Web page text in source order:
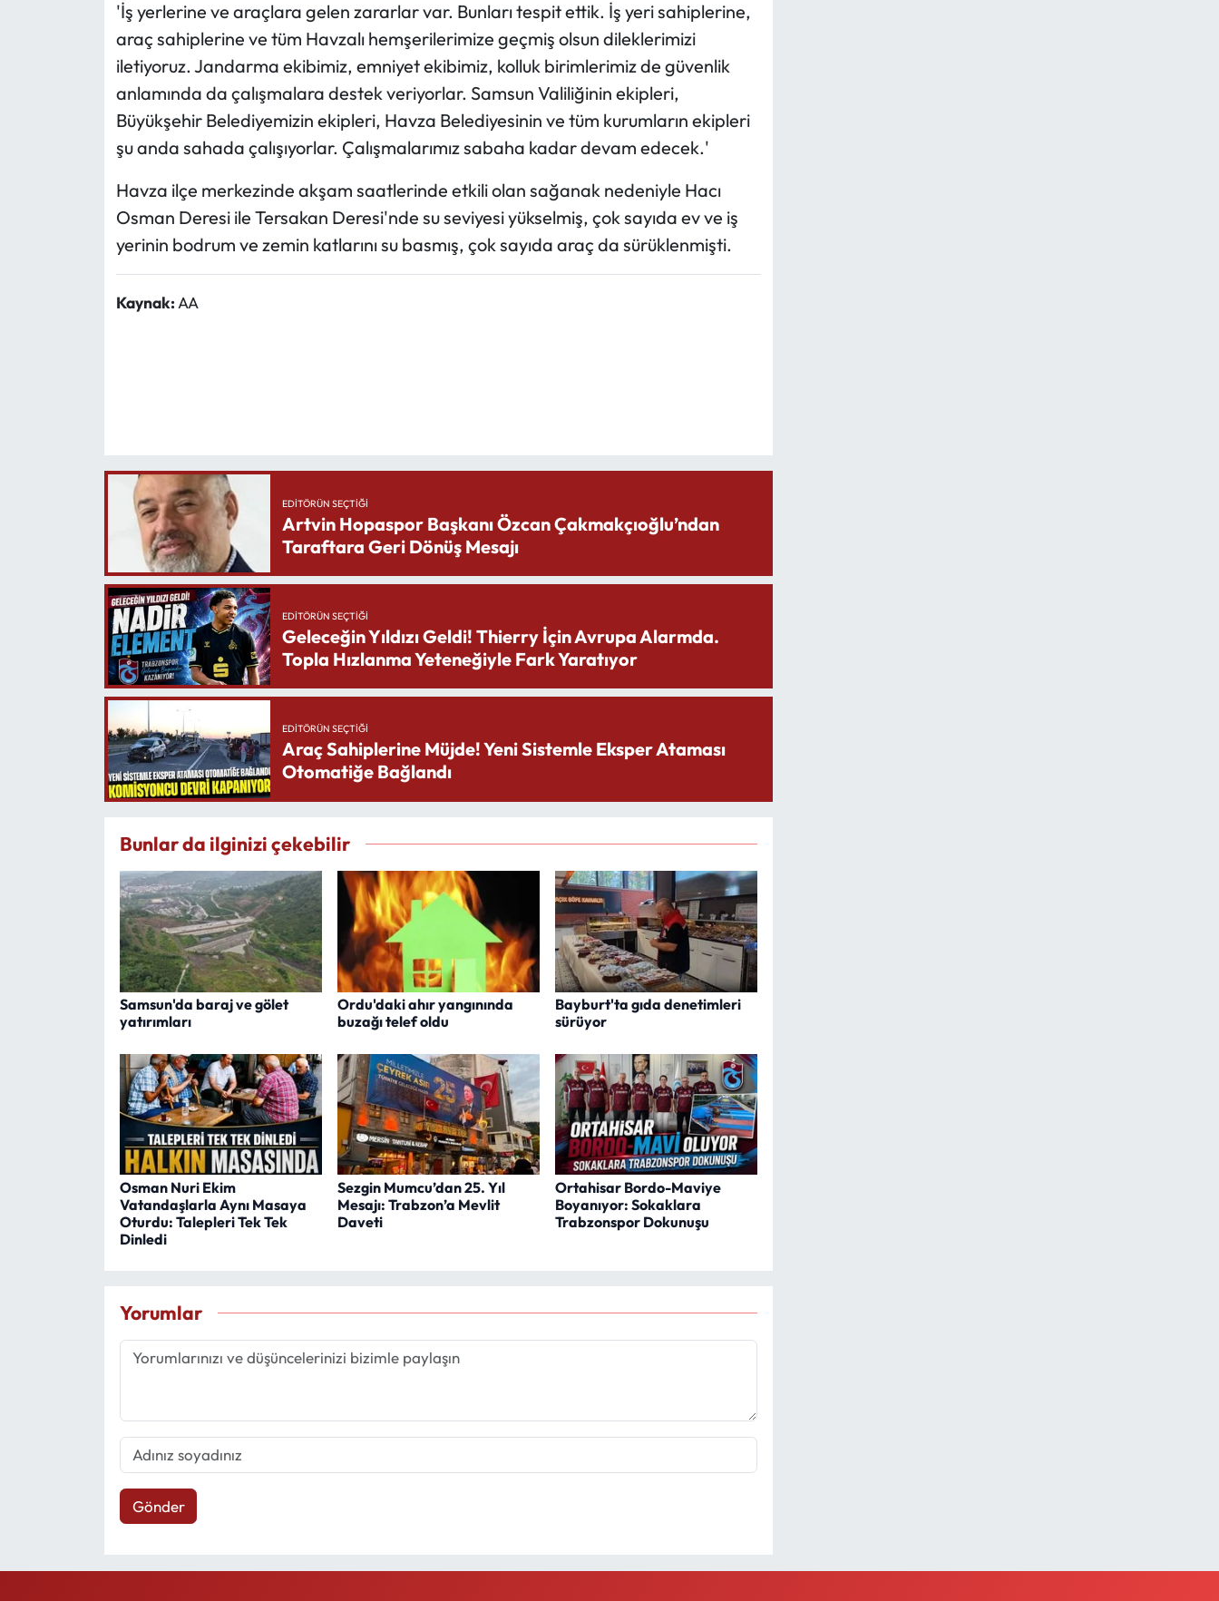
'İş yerlerine ve araçlara gelen zararlar var. Bunları tespit ettik. İş yeri sahiplerine,
araç sahiplerine ve tüm Havzalı hemşerilerimize geçmiş olsun dileklerimizi
iletiyoruz. Jandarma ekibimiz, emniyet ekibimiz, kolluk birimlerimiz de güvenlik
anlamında da çalışmalara destek veriyorlar. Samsun Valiliğinin ekipleri,
Büyükşehir Belediyemizin ekipleri, Havza Belediyesinin ve tüm kurumların ekipleri
şu anda sahada çalışıyorlar. Çalışmalarımız sabaha kadar devam edecek.'
Havza ilçe merkezinde akşam saatlerinde etkili olan sağanak nedeniyle Hacı
Osman Deresi ile Tersakan Deresi'nde su seviyesi yükselmiş, çok sayıda ev ve iş
yerinin bodrum ve zemin katlarını su basmış, çok sayıda araç da sürüklenmişti.
Kaynak:AA
EDITÖRÜN SEÇTIĞI
Artvin Hopaspor Başkanı Özcan Çakmakçıoğlu’ndan
Taraftara Geri Dönüş Mesajı
EDITÖRÜN SEÇTIĞI
Geleceğin Yıldızı Geldi! Thierry İçin Avrupa Alarmda.
Topla Hızlanma Yeteneğiyle Fark Yaratıyor
EDITÖRÜN SEÇTIĞI
Araç Sahiplerine Müjde! Yeni Sistemle Eksper Ataması
Otomatiğe Bağlandı
Bunlar da ilginizi çekebilir
Samsun'da baraj ve gölet
yatırımları
Ordu'daki ahır yangınında
buzağı telef oldu
Bayburt'ta gıda denetimleri
sürüyor
Osman Nuri Ekim
Vatandaşlarla Aynı Masaya
Oturdu: Talepleri Tek Tek
Dinledi
Sezgin Mumcu’dan 25. Yıl
Mesajı: Trabzon’a Mevlit
Daveti
Ortahisar Bordo-Maviye
Boyanıyor: Sokaklara
Trabzonspor Dokunuşu
Yorumlar
Gönder